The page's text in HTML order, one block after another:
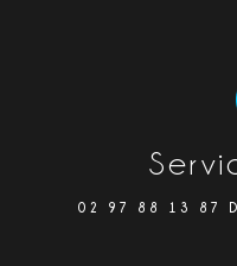
02 97 88 13 87